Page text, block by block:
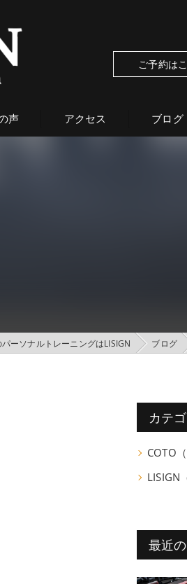
ご予約は
声 アクセス ブログ
ーソナルトレーニングはLISIGN ブログ
カテ
COTO
LISIGN
最近